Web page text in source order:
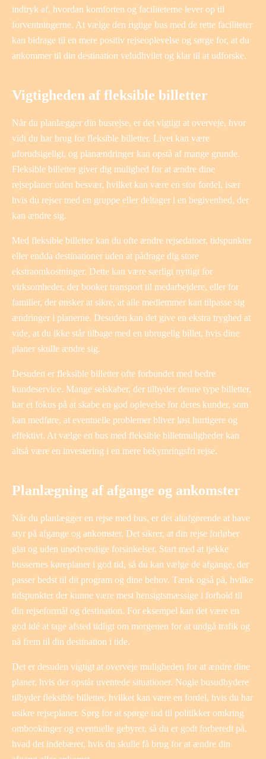
indtryk af, hvordan komforten og faciliteterne lever op til
forventningerne. At vælge den rigtige bus med de rette faciliteter
kan bidrage til en mere positiv rejseoplevelse og sørge for, at du
ankommer til din destination veludhvilet og klar til at udforske.
Vigtigheden af fleksible billetter
Når du planlægger din busrejse, er det vigtigt at overveje, hvor
vidt du har brug for fleksible billetter. Livet kan være
uforudsigeligt, og planændringer kan opstå af mange grunde.
Fleksible billetter giver dig mulighed for at ændre dine
rejseplaner uden besvær, hvilket kan være en stor fordel, især
hvis du rejser med en gruppe eller deltager i en begivenhed, der
kan ændre sig.
Med fleksible billetter kan du ofte ændre rejsedatoer, tidspunkter
eller endda destinationer uden at pådrage dig store
ekstraomkostninger. Dette kan være særligt nyttigt for
virksomheder, der booker transport til medarbejdere, eller for
familier, der ønsker at sikre, at alle medlemmer kan tilpasse sig
ændringer i planerne. Desuden kan det give en ekstra tryghed at
vide, at du ikke står tilbage med en ubrugelig billet, hvis dine
planer skulle ændre sig.
Desuden er fleksible billetter ofte forbundet med bedre
kundeservice. Mange selskaber, der tilbyder denne type billetter,
har et fokus på at skabe en god oplevelse for deres kunder, som
kan medføre, at eventuelle problemer bliver løst hurtigere og
effektivt. At vælge en bus med fleksible billetmuligheder kan
altså være en investering i en mere bekymringsfri rejse.
Planlægning af afgange og ankomster
Når du planlægger en rejse med bus, er det altafgørende at have
styr på afgange og ankomster. Det sikrer, at din rejse forløber
glat og uden unødvendige forsinkelser. Start med at tjekke
bussernes køreplaner i god tid, så du kan vælge de afgange, der
passer bedst til dit program og dine behov. Tænk også på, hvilke
tidspunkter der kunne være mest hensigtsmæssige i forhold til
din rejseformål og destination. For eksempel kan det være en
god idé at tage afsted tidligt om morgenen for at undgå trafik og
nå frem til din destination i tide.
Det er desuden vigtigt at overveje muligheden for at ændre dine
planer, hvis der opstår uventede situationer. Nogle busudbydere
tilbyder fleksible billetter, hvilket kan være en fordel, hvis du har
usikre rejseplaner. Sørg for at spørge ind til politikker omkring
ombookinger og eventuelle gebyrer, så du er godt forberedt på,
hvad det indebærer, hvis du skulle få brug for at ændre din